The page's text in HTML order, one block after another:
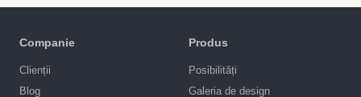
Companie
Clienții
Blog
Produs
Posibilități
Galeria de design